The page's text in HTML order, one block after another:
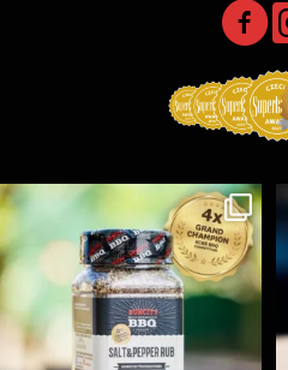
Koření Suncity – autentická BBQ chuť u vás doma!...
1 0